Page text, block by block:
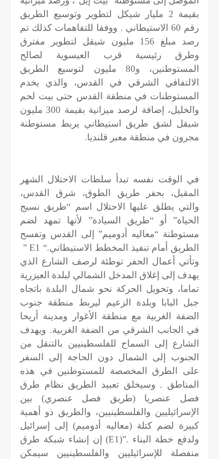
بقيمة 2 مليار شيكل لتطوير وتوسيع الطريق
رقم 60 الاستيطاني . ووفقا للتفاهمات كذلك تم
رصد مبلغ 156 مليون شيقل لتطوير مفترق
وطرق رئيسية قرب العيسوية لصالح
المستوطنين، و80 مليون لتوسيع الطريق
الالتفافي الشرقي في القدس، والذي يخدم
المستوطنات في منطقة القدس حتى بيت لحم
والخليل، إضافة لرصد ميزانية بقيمة 300 مليون
شيقل لشق طريق استيطاني يربط مستوطنة
مجرون في منطقة معبر قلنديا.
في الوقت نفسه تبدأ سلطات الاحتلال الشهر
المقبل، بحفر طريق الطوق، شرق القدس،
والتي يطلق عليها الاحتلال اسم “طريق نسيج
الحياة” أو “طريق السيادة” لأنها تمهد لضم
مستوطنة “معاليه أدوميم” إلى القدس وتفسح
الطريق أمام تنفيذ المخطط الاستيطاني” E1 “.
وتأتي أعمال الحفر توطئة لرصف الشارع الذي
يهدف إلى إغلاق المدخل الشمالي لبلدة العيزرية
تماما، وتحويل الحركة نحو شمال البلدة باتجاه
جبل البابا وبلدة الزعيم ليربط منطقة جنوب
الضفة الغربية مع منطقة الأغوار ومدينة أريحا
في الجانب الشرقي من الضفة الغربية. ويهدف
الشارع إلى السماح للفلسطينيين بالتنقل من
الجنوب إلى الشمال دون الحاجة إلى السفر
على الطرق المخصصة للمستوطنين في هذه
المناطق . وسيخلق تعبيد الطريق نظام طرق
فصل عنصريا (طريق فصل عنصري) بين
الإسرائيليين والفلسطينيين، والطريق ذو أهمية
كبيرة لضم كتلة (معاليه أدوميم) إلى إسرائيل
ولدفع خطة البناء (E1)”.
إن إنشاء شبكة طرق
منفصلة للإسرائيليين والفلسطينيين سيمكن